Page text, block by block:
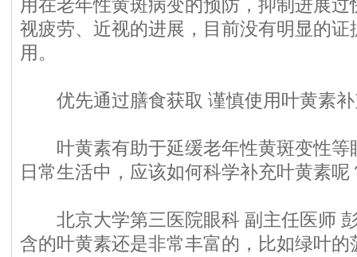
用在老年性黄斑病变的预防，抑制进展
视疲劳、近视的进展，目前没有明显的
用。
优先通过膳食获取 谨慎使用叶黄素
叶黄素有助于延缓老年性黄斑变性等
日常生活中，应该如何科学补充叶黄素呢
北京大学第三医院眼科 副主任医师
含的叶黄素还是非常丰富的，比如绿叶